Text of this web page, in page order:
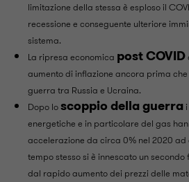
limitazione della stessa è esploso il
recessione e conseguente ulteriore
sistema.
La ripresa economica post COVID
aumento di inflazione ancora prima
guerra tra Russia e Ucraina.
Dopo loscoppio della guerra
energetiche e in particolare del gas
accelerazione da circa 0% nel 2020 ad
tempo stesso si è innescato un
dal rapido aumento dei prezzi delle